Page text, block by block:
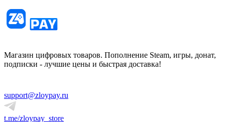
Магазин цифровых товаров. Пополнение Steam, игры, донат,
подписки - лучшие цены и быстрая доставка!
support@zloypay.ru
t.me/zloypay_store